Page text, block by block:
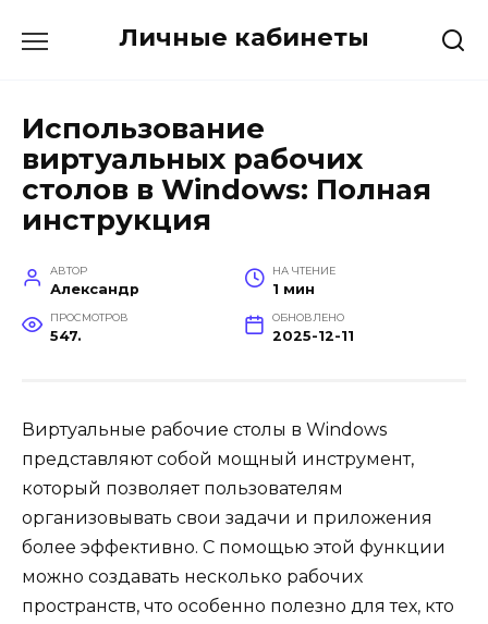
Личные кабинеты
Использование
виртуальных рабочих
столов в Windows: Полная
инструкция
АВТОР
Александр
НА ЧТЕНИЕ
1 мин
ПРОСМОТРОВ
547.
ОБНОВЛЕНО
2025-12-11
Виртуальные рабочие столы в Windows
представляют собой мощный инструмент,
который позволяет пользователям
организовывать свои задачи и приложения
более эффективно. С помощью этой функции
можно создавать несколько рабочих
пространств, что особенно полезно для тех, кто